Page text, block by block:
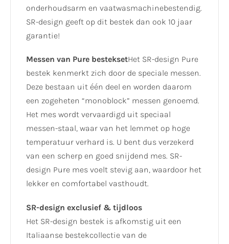
onderhoudsarm en vaatwasmachinebestendig.
SR-design geeft op dit bestek dan ook 10 jaar
garantie!
Messen van Pure besteksetHet SR-design Pure
bestek kenmerkt zich door de speciale messen.
Deze bestaan uit één deel en worden daarom
een zogeheten “monoblock” messen genoemd.
Het mes wordt vervaardigd uit speciaal
messen-staal, waar van het lemmet op hoge
temperatuur verhard is. U bent dus verzekerd
van een scherp en goed snijdend mes. SR-
design Pure mes voelt stevig aan, waardoor het
lekker en comfortabel vasthoudt.
SR-design exclusief & tijdloos
Het SR-design bestek is afkomstig uit een
Italiaanse bestekcollectie van de